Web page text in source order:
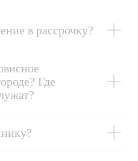
в рассрочку?
Где